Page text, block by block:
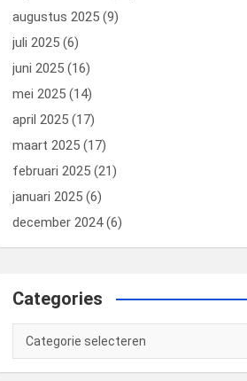
augustus 2025 (9)
juli 2025 (6)
juni 2025 (16)
mei 2025 (14)
april 2025 (17)
maart 2025 (17)
februari 2025 (21)
januari 2025 (6)
december 2024(6)
Categories
Categories